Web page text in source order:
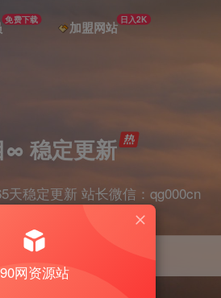
免费下载 加盟网站 日入2K
∞ 稳定更新
天稳定更新 站长微信：qg000cn
90网资源站